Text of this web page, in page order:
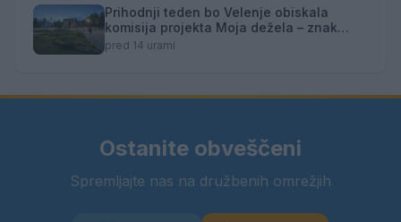
Prihodnji teden bo Velenje obiskala
komisija projekta Moja dežela – znak
gostoljubnosti
pred 14 urami
Ostanite obveščeni
Spremljajte nas na družbenih omrežjih